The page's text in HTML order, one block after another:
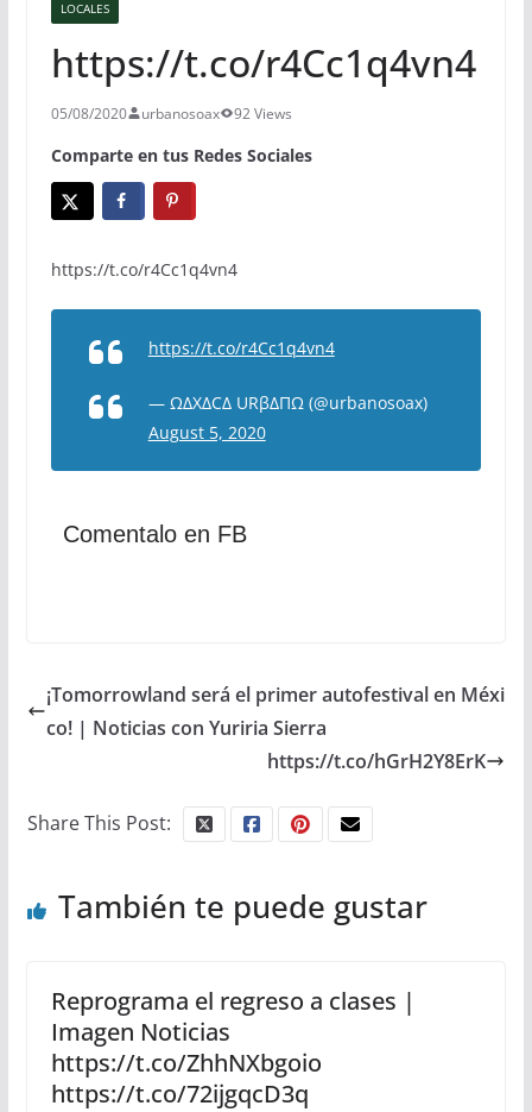
LOCALES
https://t.co/r4Cc1q4vn4
05/08/2020 urbanosoax 92 Views
Comparte en tus Redes Sociales
https://t.co/r4Cc1q4vn4
https://t.co/r4Cc1q4vn4
— ΩΔXΔCΔ URβΔΠΩ (@urbanosoax)
August 5, 2020
Comentalo en FB
¡Tomorrowland será el primer autofestival en Méxi
co! | Noticias con Yuriria Sierra
https://t.co/hGrH2Y8ErK
Share This Post:
También te puede gustar
Reprograma el regreso a clases |
Imagen Noticias
https://t.co/ZhhNXbgoio
https://t.co/72ijgqcD3q